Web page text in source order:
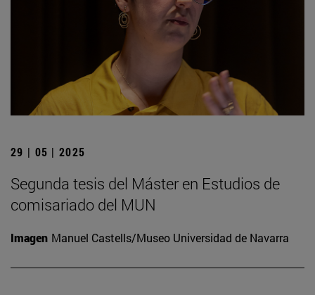
29 | 05 | 2025
Segunda tesis del Máster en Estudios de
comisariado del MUN
Imagen Manuel Castells/Museo Universidad de Navarra